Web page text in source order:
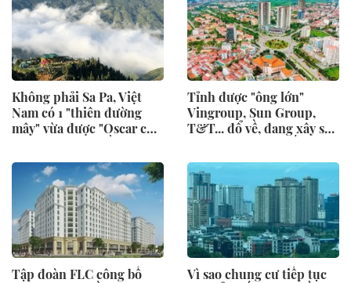
Không phải Sa Pa, Việt
Nam có 1 "thiên đường
mây" vừa được "Oscar của
thưởng, sở hữu khí hậu
mát mẻ ở độ cao hơn 1.500
Tỉnh được "ông lớn"
Vingroup, Sun Group,
T&T... đổ về, đang xây sân
sắp đón thêm 48 dự án với
tổng vốn đầu tư gần 7 tỷ
USD
Tập đoàn FLC công bố
Vì sao chung cư tiếp tục